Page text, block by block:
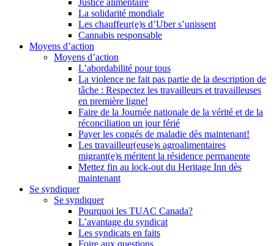
Justice alimentaire
La solidarité mondiale
Les chauffeur(e)s d’Uber s’unissent
Cannabis responsable
Moyens d’action
Moyens d’action
L’abordabilité pour tous
La violence ne fait pas partie de la description de
tâche : Respectez les travailleurs et travailleuses
en première ligne!
Faire de la Journée nationale de la vérité et de la
réconciliation un jour férié
Payer les congés de maladie dès maintenant!
Les travailleur(euse)s agroalimentaires
migrant(e)s méritent la résidence permanente
Mettez fin au lock-out du Heritage Inn dès
maintenant
Se syndiquer
Se syndiquer
Pourquoi les TUAC Canada?
L’avantage du syndicat
Les syndicats en faits